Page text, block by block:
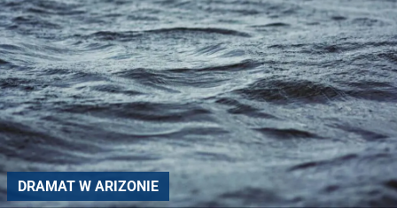
DRAMAT W ARIZONIE